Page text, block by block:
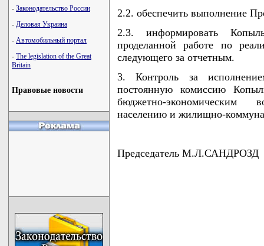
- Законодательство России
- Деловая Украина
- Автомобильный портал
- The legislation of the Great
Britain
Правовые новости
2.2. обеспечить выполнение
2.3. информировать
проделанной работе по
следующего за отчетным.
3. Контроль за
постоянную комиссию
бюджетно-экономическим
населению и жилищно-
Председатель М.Л.САНДРОЗД